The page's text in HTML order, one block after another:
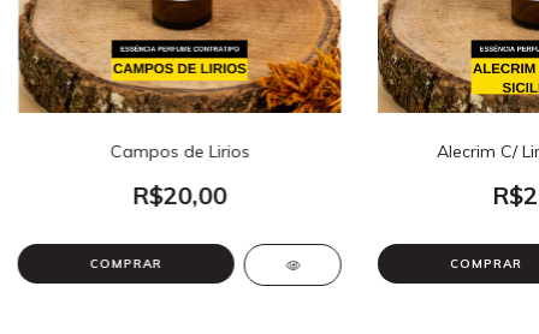
Campos de Lirios
R$20,00
COMPRAR
Alecrim C/
COMPRAR